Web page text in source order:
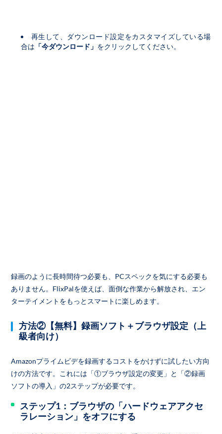
再生して、ダウンロード設定をカスタマイズしている場
合は 「今ダウンロード」 をクリックしてください。
録画のように長時間待つ必要も、PCスペックを気にする必要も
ありません。FlixPalを使えば、面倒な作業から解放され、エン
ターテイメントをもっとスマートに楽しめます。
方法②【無料】録画ソフト＋ブラウザ設定（上
級者向け）
Amazonプライムビデを録画するコストをかけずに試したい方向
けの方法です。これには「①ブラウザ設定の変更」と「②録画
ソフトの導入」の2ステップが必要です。
ステップ1：ブラウザの「ハードウェアアクセ
ラレーション」をオフにする